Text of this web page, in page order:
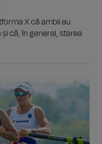
X că ambii au
că, în general, starea